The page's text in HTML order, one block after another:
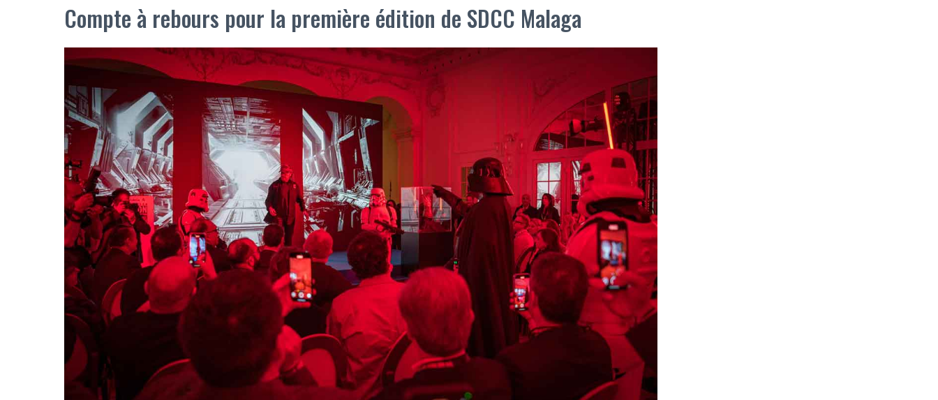
Compte à rebours pour la première édition de SDCC Malaga